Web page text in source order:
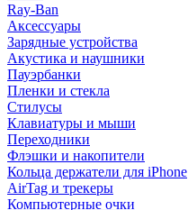
Ray-Ban
Аксессуары
Зарядные устройства
Акустика и наушники
Пауэрбанки
Пленки и стекла
Стилусы
Клавиатуры и мыши
Переходники
Флэшки и накопители
Кольца держатели для iPhone
AirTag и трекеры
Компьютерные очки